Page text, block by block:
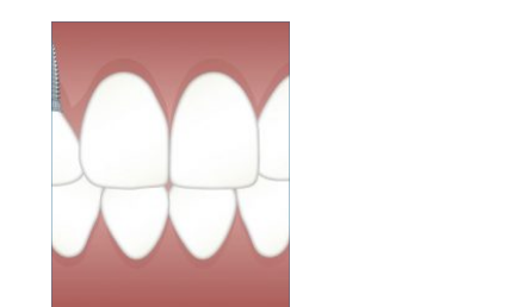
eller protes står ett
estetik, funktion och
långsiktig hållbarhet
vägs samman. När klinik
och labb sa...